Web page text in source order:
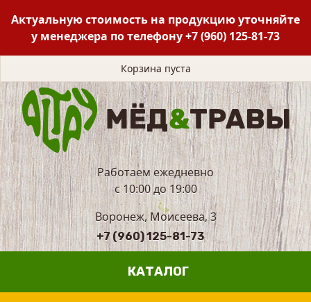
Актуальную стоимость на продукцию уточняйте
у менеджера по телефону+7 (960) 125-81-73
Корзина пуста
Работаем ежедневно
с 10:00 до 19:00
Воронеж, Моисеева, 3
+7 (960) 125-81-73
КАТАЛОГ